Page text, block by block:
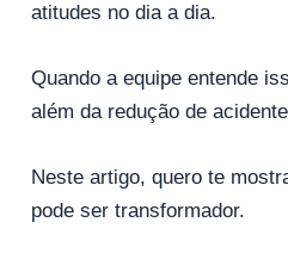
atitudes no dia a dia.
Quando a equipe entende
além da redução de
Neste artigo, quero te
pode ser transformador.